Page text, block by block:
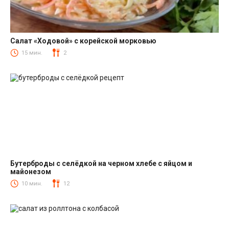
Салаты с корейской морковкой
Салат «Ходовой» с корейской морковью
15 мин. 2
Закуски
Бутерброды с селёдкой на черном хлебе с яйцом и
майонезом
10 мин. 12